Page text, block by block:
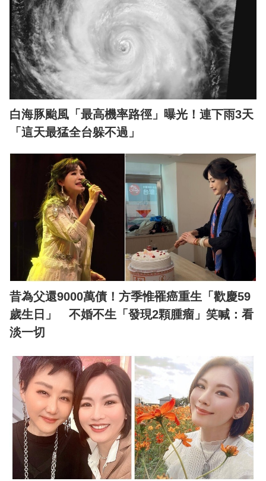
白海豚颱風「最高機率路徑」曝光！連下雨3天
「這天最猛全台躲不過」
昔為父還9000萬債！方季惟罹癌重生「歡慶59
歲生日」 不婚不生「發現2顆腫瘤」笑喊：看
淡一切